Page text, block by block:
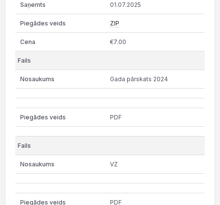
01.07.2025
ZIP
€7.00
Gada pārskats 2024
PDF
VZ
PDF